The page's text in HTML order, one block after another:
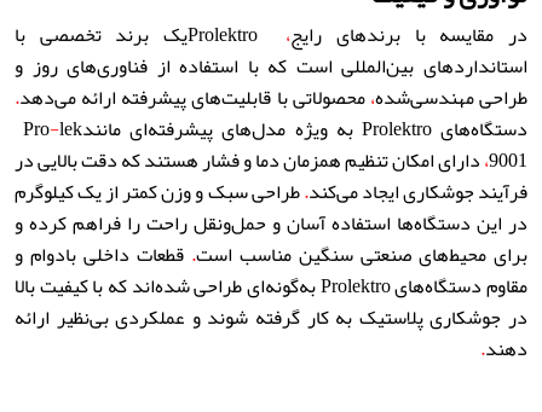
در مقایسه با برندهای رایج، Prolektroیک برند تخصصی با
استانداردهای بین‌المللی است که با استفاده از فناوری‌های روز و
طراحی مهندسی‌شده،محصولاتی با قابلیت‌های پیشرفته ارائه می‌دهد.
دستگاه‌هایProlektroبه ویژه مدل‌های پیشرفته‌ای مانند Pro-lek
9001،دارای امکان تنظیم همزمان دما و فشار هستند که دقت بالایی در
فرآیند جوشکاری ایجاد می‌کند.طراحی سبک و وزن کمتر از یک کیلوگرم
در این دستگاه‌ها استفاده آسان و حمل‌ونقل راحت را فراهم کرده و
برای محیط‌های صنعتی سنگین مناسب است. قطعات داخلی بادوام و
مقاوم دستگاه‌هایProlektroبه‌گونه‌ای طراحی شده‌اند که با کیفیت بالا
در جوشکاری پلاستیک به کار گرفته شوند و عملکردی بی‌نظیر ارائه
دهند.